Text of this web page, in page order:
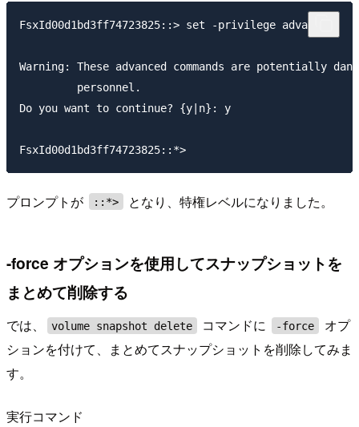
FsxId00d1bd3ff74723825::> set -privilege advanced
Warning: These advanced commands are potentially
         personnel.
Do you want to continue? {y|n}: y
プロンプトが ::*> となり、特権レベルになりました。
-force オプションを使用してスナップショットを
まとめて削除する
では、 volume snapshot delete コマンドに -force
オプ
ションを付けて、まとめてスナップショットを削除してみま
す。
実行コマンド